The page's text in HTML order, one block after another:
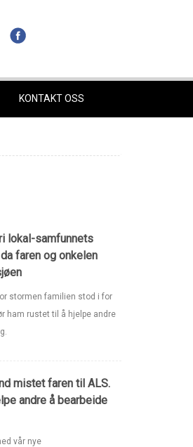
KONTAKT OSS
lokal-samfunnets
faren og onkelen
stormen familien stod i for
ham rustet til å hjelpe andre
mistet faren til ALS.
andre å bearbeide
vår nye